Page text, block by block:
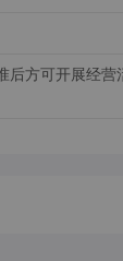
后方可开展经营